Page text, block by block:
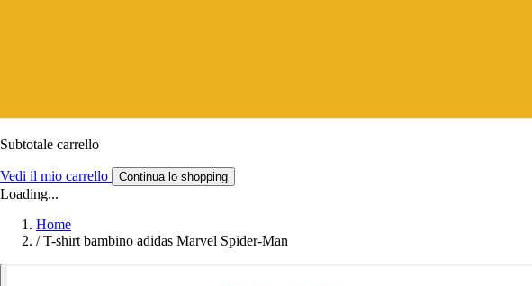
Subtotale carrello
Vedi il mio carrello Continua lo shopping
Loading...
Home
/ T-shirt bambino adidas Marvel Spider-Man